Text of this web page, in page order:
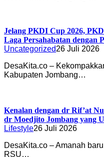
Jelang PKDI Cup 2026,
Laga Persahabatan dengan
Uncategorized26 Juli 2026
DesaKita.co –
Kabupaten Jombang…
Kenalan dengan dr Rif’at
dr Moedjito Jombang yang
Lifestyle26 Juli 2026
DesaKita.co – Amanah
RSU…